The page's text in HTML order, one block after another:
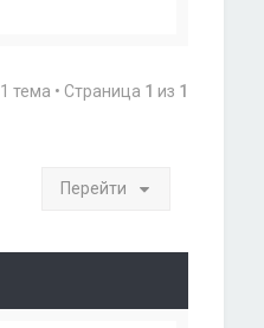
1 тема • Страница 1 из 1
Перейти